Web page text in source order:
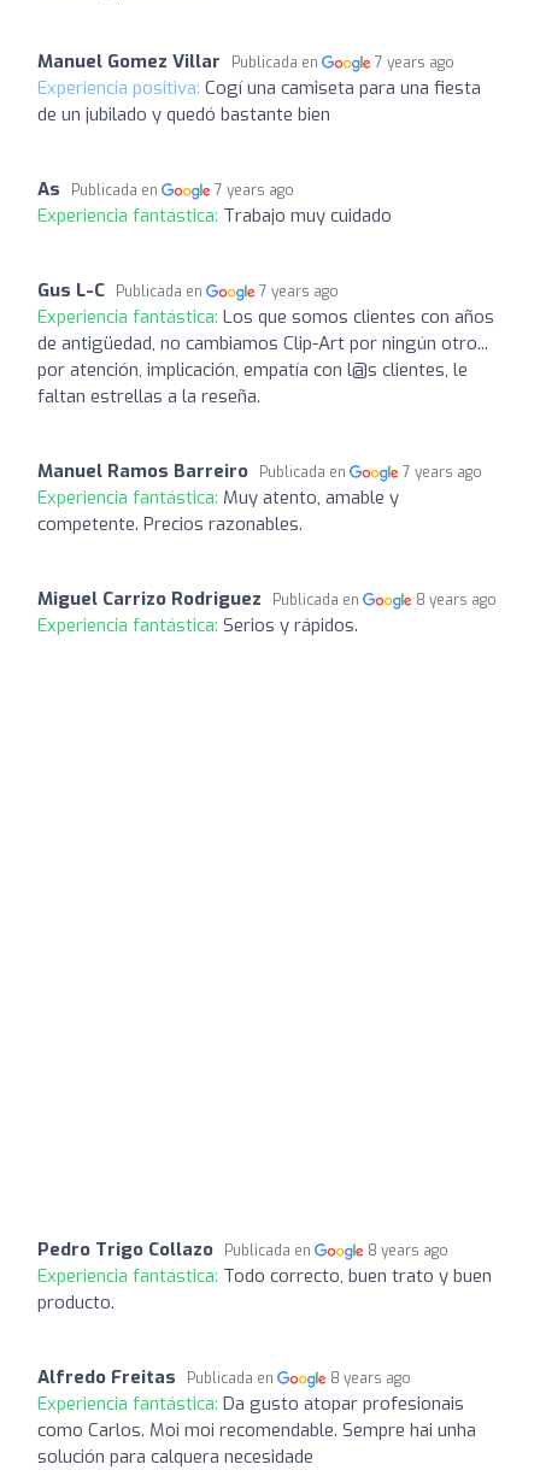
Manuel Gomez Villar Publicada en 7 years ago
Experiencia positiva: Cogí una camiseta para una fiesta
de un jubilado y quedó bastante bien
As Publicada en 7 years ago
Experiencia fantástica: Trabajo muy cuidado
Gus L-C Publicada en 7 years ago
Experiencia fantástica: Los que somos clientes con años
de antigüedad, no cambiamos Clip-Art por ningún otro...
por atención, implicación, empatía con l@s clientes, le
faltan estrellas a la reseña.
Manuel Ramos Barreiro Publicada en 7 years ago
Experiencia fantástica: Muy atento, amable y
competente. Precios razonables.
Miguel Carrizo Rodriguez Publicada en 8 years ago
Experiencia fantástica: Serios y rápidos.
Pedro Trigo Collazo Publicada en 8 years ago
Experiencia fantástica: Todo correcto, buen trato y buen
producto.
Alfredo Freitas Publicada en 8 years ago
Experiencia fantástica: Da gusto atopar profesionais
como Carlos. Moi moi recomendable. Sempre hai unha
solución para calquera necesidade